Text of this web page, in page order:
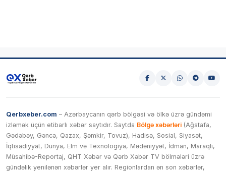
Qerbxeber.com – Azərbaycanın qərb bölgəsi və ölkə üzrə gündəmi
izləmək üçün etibarlı xəbər saytıdır. Saytda Bölgə xəbərləri (Ağstafa,
Gədəbəy, Gəncə, Qazax, Şəmkir, Tovuz), Hadisə, Sosial, Siyasət,
İqtisadiyyat, Dünya, Elm və Texnologiya, Mədəniyyət, İdman, Maraqlı,
Müsahibə-Reportaj, QHT Xəbər və Qərb Xəbər TV bölmələri üzrə
gündəlik yenilənən xəbərlər yer alır. Regionlardan ən son xəbərlər,